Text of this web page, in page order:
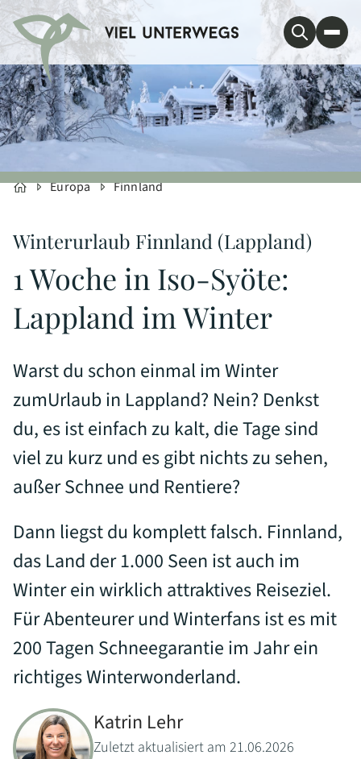
Europa Finnland
Winterurlaub Finnland (Lappland)
1 Woche in Iso-Syöte:
Lappland im Winter
Warst du schon einmal im Winter
zumUrlaub in Lappland? Nein? Denkst
du, es ist einfach zu kalt, die Tage sind
viel zu kurz und es gibt nichts zu sehen,
außer Schnee und Rentiere?
Dann liegst du komplett falsch. Finnland,
das Land der 1.000 Seen ist auch im
Winter ein wirklich attraktives Reiseziel.
Für Abenteurer und Winterfans ist es mit
200 Tagen Schneegarantie im Jahr ein
richtiges Winterwonderland.
Katrin Lehr
Zuletzt aktualisiert am 21.06.2026